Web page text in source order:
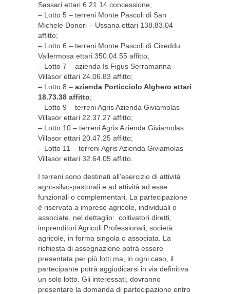
Sassari ettari 6.21.14 concessione;
– Lotto 5 – terreni Monte Pascoli di San
Michele Donori – Ussana ettari 138.83.04
affitto;
– Lotto 6 – terreni Monte Pascoli di Cixeddu
Vallermosa ettari 350.04.55 affitto;
– Lotto 7 – azienda Is Figus Serramanna-
Villasor ettari 24.06.83 affitto;
– Lotto 8 – azienda Porticciolo Alghero ettari
18.73.38 affitto;
– Lotto 9 – terreni Agris Azienda Giviamolas
Villasor ettari 22.37.27 affitto;
– Lotto 10 – terreni Agris Azienda Giviamolas
Villasor ettari 20.47.25 affitto;
– Lotto 11 – terreni Agris Azienda Giviamolas
Villasor ettari 32.64.05 affitto.
I terreni sono destinati all’esercizio di attività
agro-silvo-pastorali e ad attività ad esse
funzionali o complementari. La partecipazione
è riservata a imprese agricole, individuali o
associate, nel dettaglio: coltivatori diretti,
imprenditori Agricoli Professionali, società
agricole, in forma singola o associata. La
richiesta di assegnazione potrà essere
presentata per più lotti ma, in ogni caso, il
partecipante potrà aggiudicarsi in via definitiva
un solo lotto. Gli interessati, dovranno
presentare la domanda di partecipazione entro